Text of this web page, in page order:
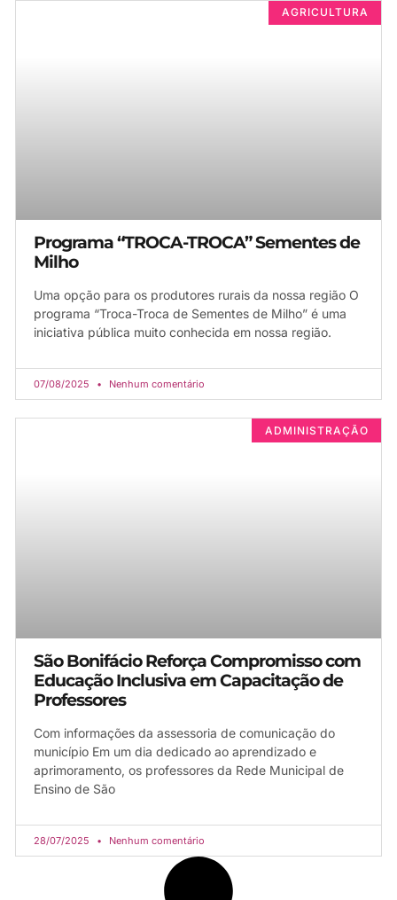
AGRICULTURA
Programa “TROCA-TROCA” Sementes de
Milho
Uma opção para os produtores rurais da nossa região O
programa “Troca-Troca de Sementes de Milho” é uma
iniciativa pública muito conhecida em nossa região.
07/08/2025 Nenhum comentário
ADMINISTRAÇÃO
São Bonifácio Reforça Compromisso com
Educação Inclusiva em Capacitação de
Professores
Com informações da assessoria de comunicação do
município Em um dia dedicado ao aprendizado e
aprimoramento, os professores da Rede Municipal de
Ensino de São
28/07/2025 Nenhum comentário